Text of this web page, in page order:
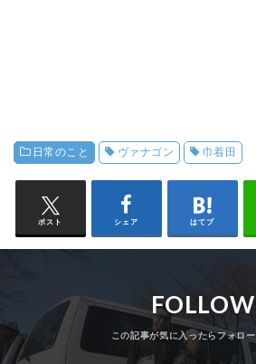
日常のこと ヴァナゴン 巾着田
ポスト シェア はてブ
FOLLOW